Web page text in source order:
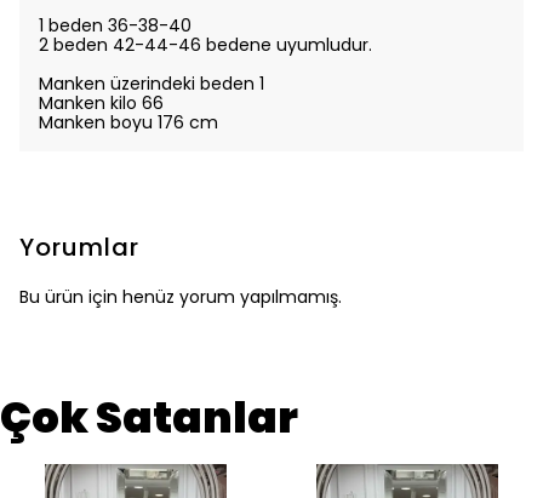
1 beden 36-38-40
2 beden 42-44-46 bedene uyumludur.
Manken üzerindeki beden 1
Manken kilo 66
Manken boyu 176 cm
Yorumlar
Bu ürün için henüz yorum yapılmamış.
Çok Satanlar